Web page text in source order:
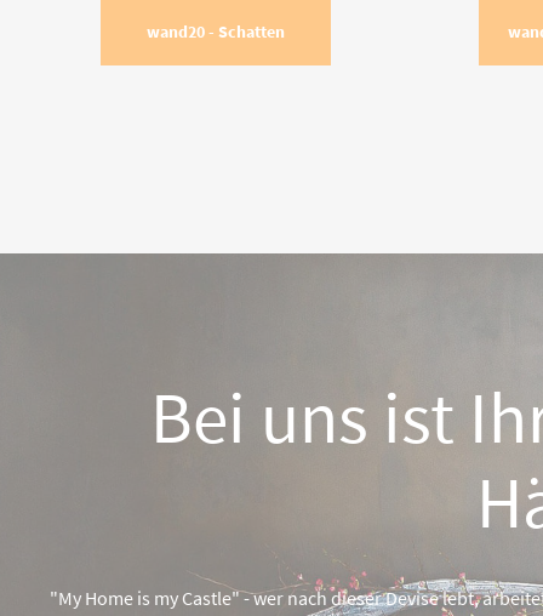
wand20 - Schatten
Bei uns ist
"My Home is my Castle" - wer nach dieser Devise lebt,